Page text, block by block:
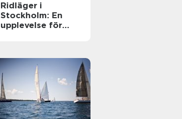
Ridläger i
Stockholm: En
upplevelse för